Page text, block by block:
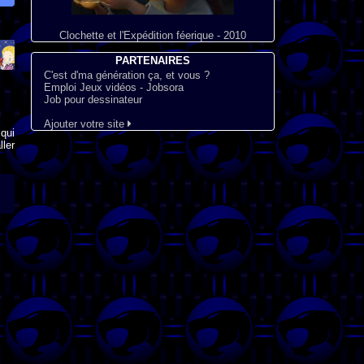
Clochette et l'Expédition féerique - 2010
PARTENAIRES
C'est d'ma génération ça, et vous ?
Emploi Jeux vidéos - Jobsora
Job pour dessinateur
Ajouter votre site